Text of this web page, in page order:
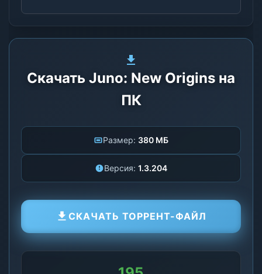
Скачать Juno: New Origins на
ПК
Размер: 380 МБ
Версия: 1.3.204
СКАЧАТЬ ТОРРЕНТ-ФАЙЛ